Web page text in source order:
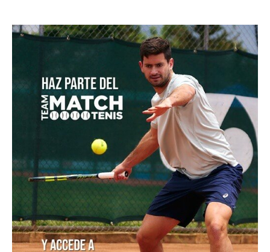
resultado en el Campeonato Mundial Sub-14 de Tenis
¿Cuántas veces ha clasificado Colombia a la Billie
Colombia clasifica a la Billie Jean King Cup Jr.
Daniel Salazar rompe el techo y accede a su 1ª final en
el M15 Bielsko-Biała